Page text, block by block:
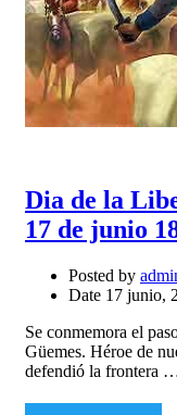
Dia de la
17 de junio
Posted by
Date 17 junio,
Se conmemora el
Güemes. Héroe de
defendió la frontera